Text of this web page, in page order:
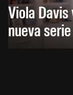
Viola
nueva